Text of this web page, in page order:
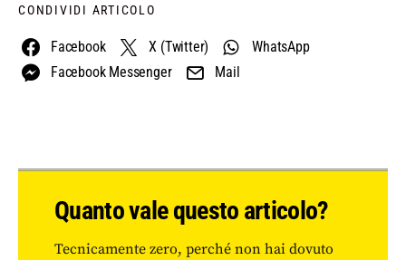
CONDIVIDI ARTICOLO
Facebook X (Twitter)
WhatsApp
Facebook Messenger
Mail
Quanto vale questo articolo?
Tecnicamente zero, perché non hai dovuto